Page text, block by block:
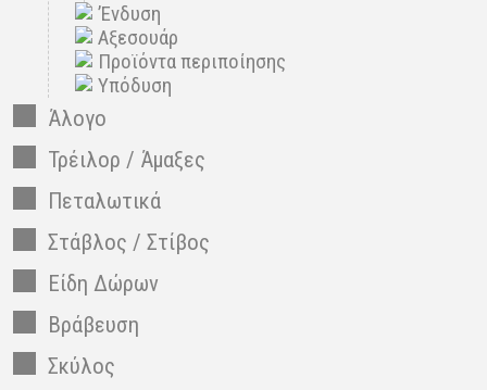
’Ενδυση
Αξεσουάρ
Προϊόντα περιποίησης
Υπόδυση
Άλογο
Τρέιλορ / Άμαξες
Πεταλωτικά
Στάβλος / Στίβος
Είδη Δώρων
Βράβευση
Σκύλος